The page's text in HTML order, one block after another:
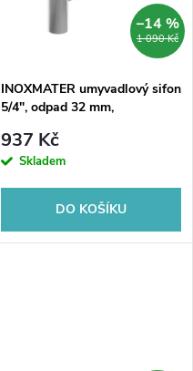
1 090 Kč
–14 %
INOXMATER umyvadlový sifon
5/4", odpad 32 mm,
937 Kč
Skladem
DO KOŠÍKU